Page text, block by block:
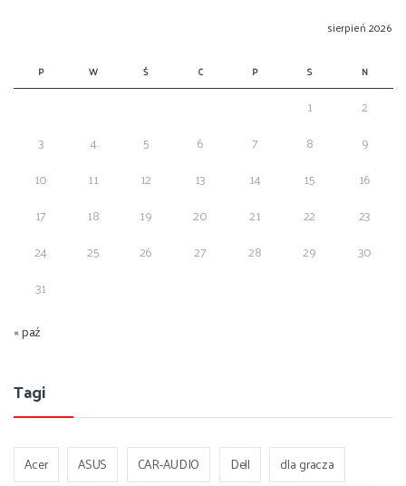
sierpień 2026
P W Ś C P S N
1
2
3
4 5 6 7 8
9
10
11 12 13 14 15
16
17
18 19 20 21 22
23
24
25 26 27 28 29
30
31
« paź
Tagi
Acer ASUS CAR-AUDIO Dell
dla gracza